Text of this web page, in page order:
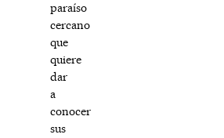
paraíso
cercano
que
quiere
dar
a
conocer
sus